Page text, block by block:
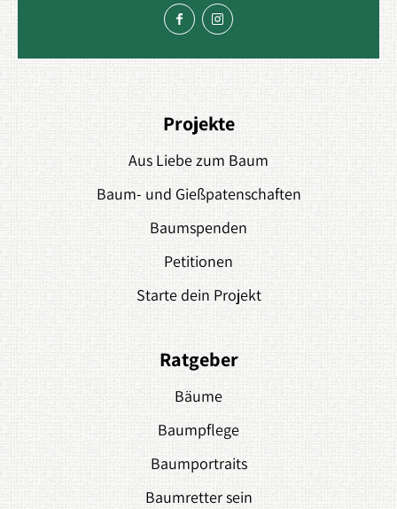
Projekte
Aus Liebe zum Baum
Baum- und Gießpatenschaften
Baumspenden
Petitionen
Starte dein Projekt
Ratgeber
Bäume
Baumpflege
Baumportraits
Baumretter sein